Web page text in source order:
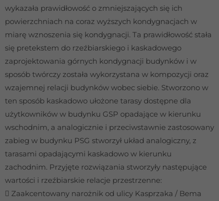
wykazała prawidłowość o zmniejszających się ich
powierzchniach na coraz wyższych kondygnacjach w
miarę wznoszenia się kondygnacji. Ta prawidłowość stała
się pretekstem do rzeźbiarskiego i kaskadowego
zaprojektowania górnych kondygnacji budynków i w
sposób twórczy została wykorzystana w kompozycji oraz
wzajemnej relacji budynków wobec siebie. Stworzono w
ten sposób kaskadowo ułożone tarasy dostępne dla
użytkowników w budynku GSP opadające w kierunku
wschodnim, a analogicznie i przeciwstawnie zastosowany
zabieg w budynku PSG stworzył układ analogiczny, z
tarasami opadającymi kaskadowo w kierunku
zachodnim. Przyjęte rozwiązania stworzyły następujące
wartości i rzeźbiarskie relacje przestrzenne:
 Zaakcentowany narożnik od ulicy Kasprzaka / Bema